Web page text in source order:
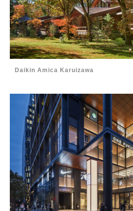
Daikin Amica Karuizawa